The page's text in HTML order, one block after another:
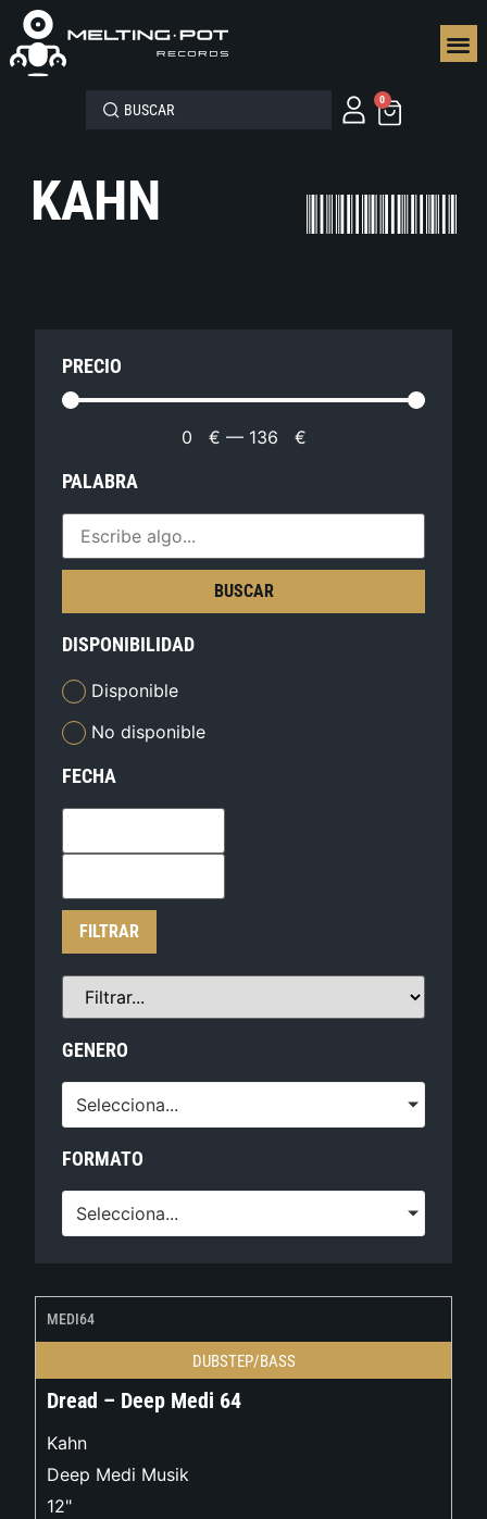
0
KAHN
PRECIO
0 € — 136 €
PALABRA
BUSCAR
DISPONIBILIDAD
Disponible
No disponible
FECHA
FILTRAR
GENERO
Selecciona...
FORMATO
Selecciona...
MEDI64
DUBSTEP/BASS
Dread – Deep Medi 64
Kahn
Deep Medi Musik
12"